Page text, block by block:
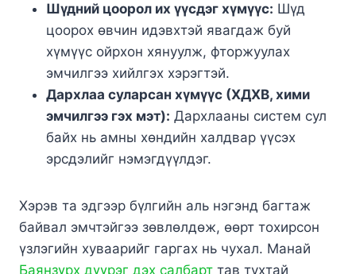
Шүдний цоорол их үүсдэг хүмүүс: Шүд
цоорох өвчин идэвхтэй явагдаж буй
хүмүүс ойрхон хянуулж, фторжуулах
эмчилгээ хийлгэх хэрэгтэй.
Дархлаа суларсан хүмүүс (ХДХВ, хими
эмчилгээ гэх мэт): Дархлааны систем сул
байх нь амны хөндийн халдвар үүсэх
эрсдэлийг нэмэгдүүлдэг.
Хэрэв та эдгээр бүлгийн аль нэгэнд багтаж
байвал эмчтэйгээ зөвлөлдөж, өөрт тохирсон
үзлэгийн хуваарийг гаргах нь чухал. Манай
Баянзүрх дүүрэг дэх салбарт тав тухтай